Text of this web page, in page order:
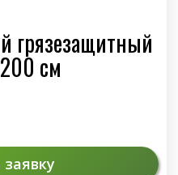
грязезащитный
см